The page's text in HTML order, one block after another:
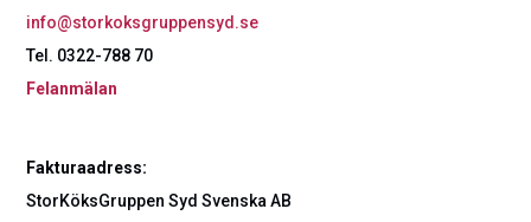
info@storkoksgruppensyd.se
Tel. 0322-788 70
Felanmälan
Fakturaadress:
StorKöksGruppen Syd Svenska AB